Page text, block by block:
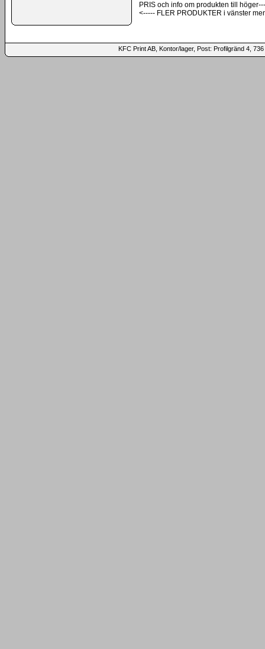
PRIS och info om produkten till
<----- FLER PRODUKTER i vänster
KFC Print AB, Kontor/lager, Post: Profilgränd 4,